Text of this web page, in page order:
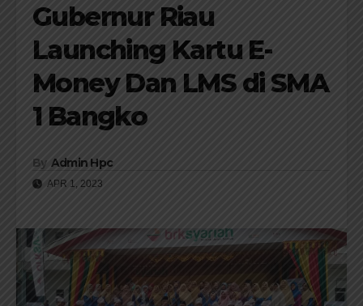
Gubernur Riau
Launching Kartu E-
Money Dan LMS di SMA
1 Bangko
By Admin Hpc
APR 1, 2023